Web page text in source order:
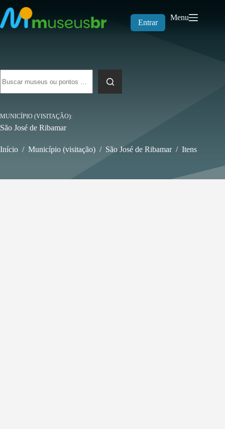
para
o
conteúdo
Entrar
Menu
resultados
MUNICÍPIO (VISITAÇÃO)
São José de Ribamar
Início / Município (visitação) / São José de Ribamar / Itens